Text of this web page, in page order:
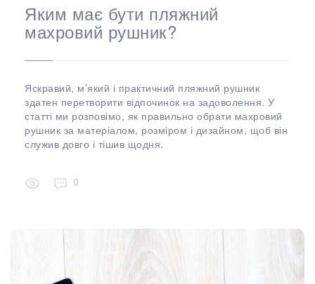
Яким має бути пляжний
махровий рушник?
Яскравий, м’який і практичний пляжний рушник
здатен перетворити відпочинок на задоволення. У
статті ми розповімо, як правильно обрати махровий
рушник за матеріалом, розміром і дизайном, щоб він
служив довго і тішив щодня.
0